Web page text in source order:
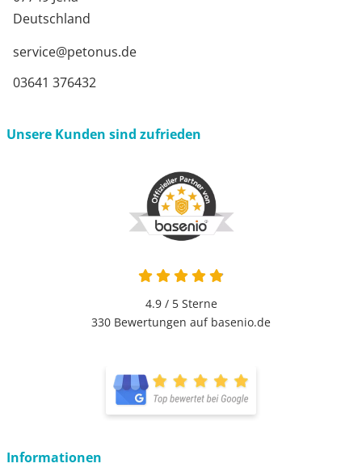
Deutschland
service@petonus.de
03641 376432
Unsere Kunden sind zufrieden
4.9 von 5
4.9 / 5Sterne
330 Bewertungen auf basenio.de
öffnet in neuem Fenster
Informationen